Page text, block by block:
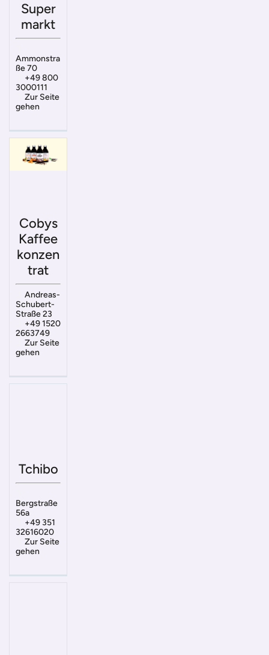
Super
markt
Ammonstra
ße 70
+49 800
3000111
Zur Seite
gehen
Cobys
Kaffee
konzen
trat
Andreas-
Schubert-
Straße 23
+49 1520
2663749
Zur Seite
gehen
Tchibo
Bergstraße
56a
+49 351
32616020
Zur Seite
gehen